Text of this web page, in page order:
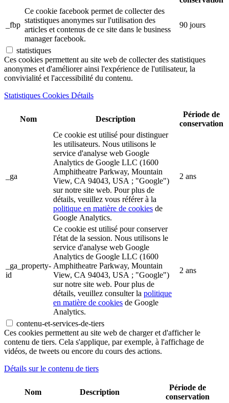
_fbp
Ce cookie facebook permet de collecter des
statistiques anonymes sur l'utilisation des
articles et contenus de ce site dans le business
manager facebook.
90 jours
statistiques
Ces cookies permettent au site web de collecter des statistiques
anonymes et d'améliorer ainsi l'expérience de l'utilisateur, la
convivialité et l'accessibilité du contenu.
Statistiques Cookies Détails
Nom Description
Période de
conservation
_ga
Ce cookie est utilisé pour distinguer
les utilisateurs. Nous utilisons le
service d'analyse web Google
Analytics de Google LLC (1600
Amphitheatre Parkway, Mountain
View, CA 94043, USA ; "Google")
sur notre site web. Pour plus de
détails, veuillez vous référer à la
politique en matière de cookies de
Google Analytics.
2 ans
_ga_property-
id
Ce cookie est utilisé pour conserver
l'état de la session. Nous utilisons le
service d'analyse web Google
Analytics de Google LLC (1600
Amphitheatre Parkway, Mountain
View, CA 94043, USA ; "Google")
sur notre site web. Pour plus de
détails, veuillez consulter la politique
en matière de cookies de Google
Analytics.
2 ans
contenu-et-services-de-tiers
Ces cookies permettent au site web de charger et d'afficher le
contenu de tiers. Cela s'applique, par exemple, à l'affichage de
vidéos, de tweets ou encore du cours des actions.
Détails sur le contenu de tiers
Nom Description
Période de
conservation